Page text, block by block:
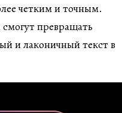
четким и точным.
превращать
и лаконичный текст в